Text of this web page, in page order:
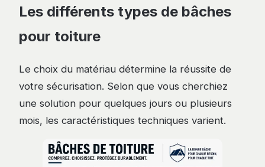
Les différents types de bâches
pour toiture
Le choix du matériau détermine la réussite de
votre sécurisation. Selon que vous cherchiez
une solution pour quelques jours ou plusieurs
mois, les caractéristiques techniques varient.